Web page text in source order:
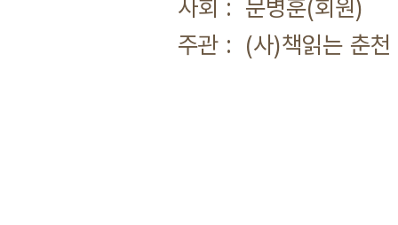
사회 : 문병훈(회원)
주관 : (사)책읽는 춘천